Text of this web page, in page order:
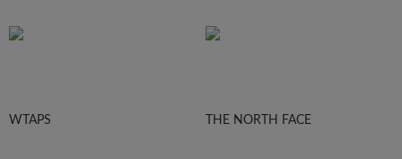
WTAPS THE NORTH FACE